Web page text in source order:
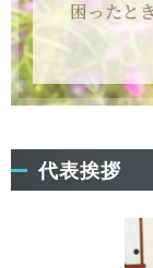
困ったと
代表挨拶